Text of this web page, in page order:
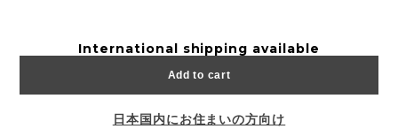
International shipping available
Add to cart
日本国内にお住まいの方向け